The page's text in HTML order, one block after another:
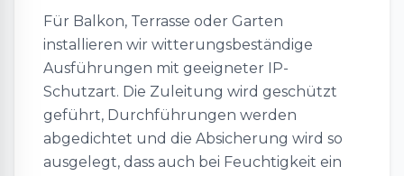
Für Balkon, Terrasse oder Garten
installieren wir witterungsbeständige
Ausführungen mit geeigneter IP-
Schutzart. Die Zuleitung wird geschützt
geführt, Durchführungen werden
abgedichtet und die Absicherung wird so
ausgelegt, dass auch bei Feuchtigkeit ein